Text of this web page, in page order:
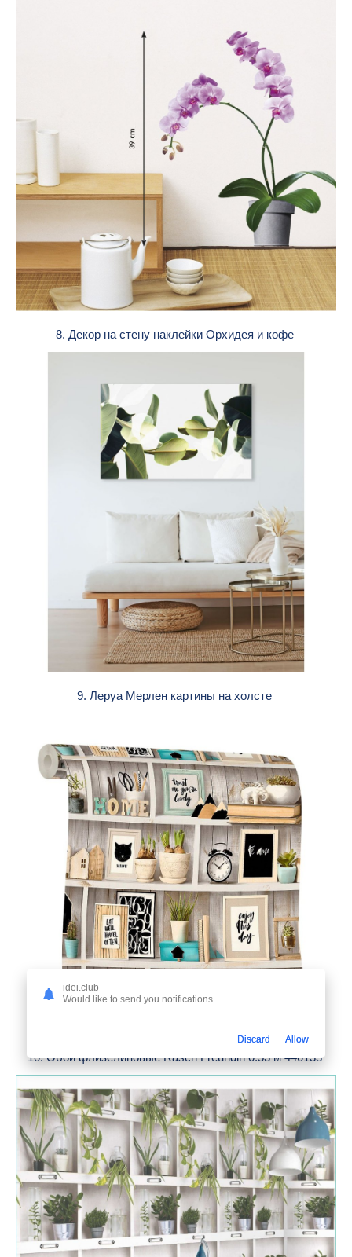
8. Декор на стену наклейки Орхидея и кофе
9. Леруа Мерлен картины на холсте
10. Обои флизелиновые Rasch Freundin 0.53 м 440133
idei.club
Would like to send you notifications
Discard Allow